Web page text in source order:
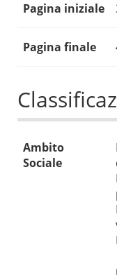
Pagina iniziale
Pagina finale
Ambito
Sociale